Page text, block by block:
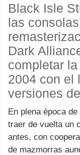
Black Isle
las
Dark
completar
2004 con el
versiones
En plena época
traer de vuelta un
antes, con
de mazmorras